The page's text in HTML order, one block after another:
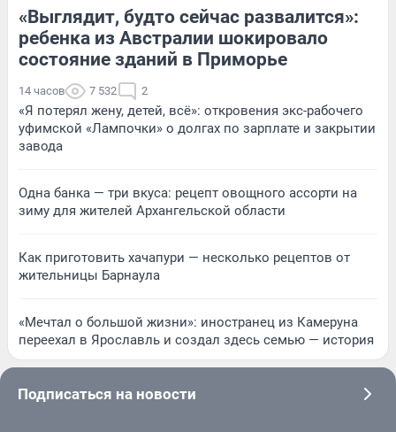
«Выглядит, будто сейчас развалится»:
ребенка из Австралии шокировало
состояние зданий в Приморье
14 часов 7 532 2
«Я потерял жену, детей, всё»: откровения экс-рабочего
уфимской «Лампочки» о долгах по зарплате и закрытии
завода
Одна банка — три вкуса: рецепт овощного ассорти на
зиму для жителей Архангельской области
Как приготовить хачапури — несколько рецептов от
жительницы Барнаула
«Мечтал о большой жизни»: иностранец из Камеруна
переехал в Ярославль и создал здесь семью — история
Подписаться на новости